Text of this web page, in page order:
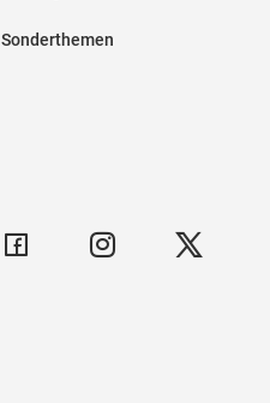
Sonderthemen